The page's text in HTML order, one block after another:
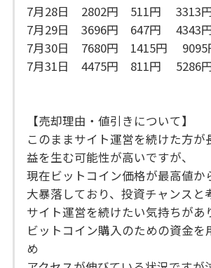
7月28日 2802円 511円 3313
7月29日 3696円 647円 4343
7月30日 7680円 1415円 9095
7月31日 4475円 811円 5286
【売却理由・値引きについて】
このままサイト運営を続けた方が
益を生む可能性が高いですが、
現在ビットコイン価格が最高値か
大暴落しており、投資チャンスと
サイト運営を続けたい気持ちがあ
ビットコイン購入のための資金を
め